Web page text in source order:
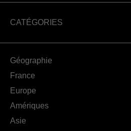
CATÉGORIES
Géographie
France
Europe
Amériques
Asie